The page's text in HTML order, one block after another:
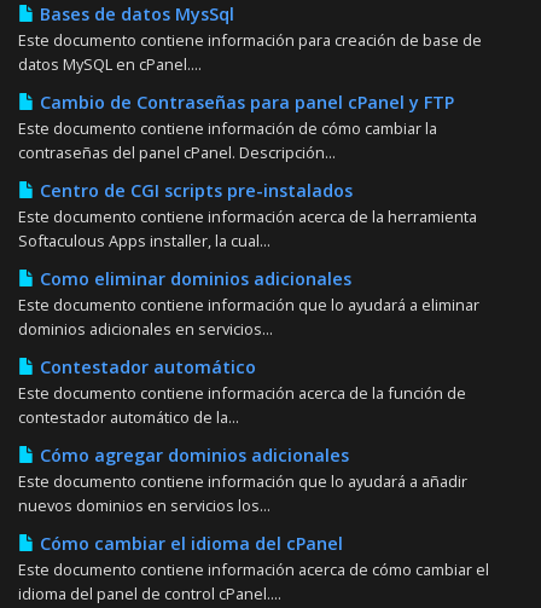
Bases de datos MysSql
Este documento contiene información para creación de base de
datos MySQL en cPanel....
Cambio de Contraseñas para panel cPanel y FTP
Este documento contiene información de cómo cambiar la
contraseñas del panel cPanel. Descripción...
Centro de CGI scripts pre-instalados
Este documento contiene información acerca de la herramienta
Softaculous Apps installer, la cual...
Como eliminar dominios adicionales
Este documento contiene información que lo ayudará a eliminar
dominios adicionales en servicios...
Contestador automático
Este documento contiene información acerca de la función de
contestador automático de la...
Cómo agregar dominios adicionales
Este documento contiene información que lo ayudará a añadir
nuevos dominios en servicios los...
Cómo cambiar el idioma del cPanel
Este documento contiene información acerca de cómo cambiar el
idioma del panel de control cPanel....